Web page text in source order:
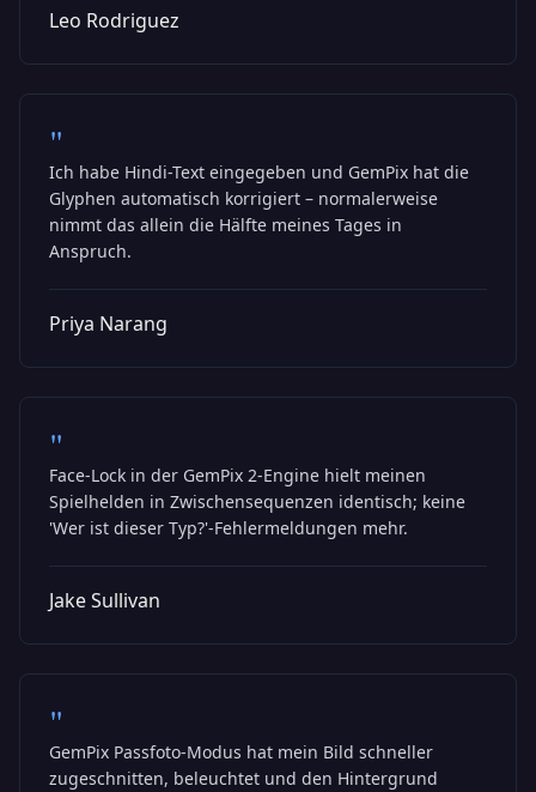
Leo Rodriguez
"
Ich habe Hindi-Text eingegeben und GemPix hat die
Glyphen automatisch korrigiert – normalerweise
nimmt das allein die Hälfte meines Tages in
Anspruch.
Priya Narang
"
Face-Lock in der GemPix 2-Engine hielt meinen
Spielhelden in Zwischensequenzen identisch; keine
'Wer ist dieser Typ?'-Fehlermeldungen mehr.
Jake Sullivan
"
GemPix Passfoto-Modus hat mein Bild schneller
zugeschnitten, beleuchtet und den Hintergrund